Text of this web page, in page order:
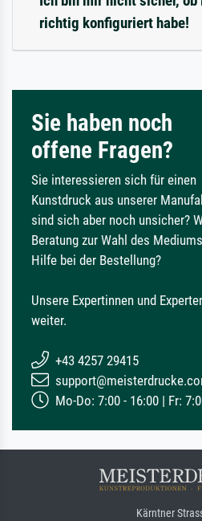
richtig konfiguriert habe!
Sie haben noch
offene Fragen?
Sie interessieren sich für einen
Kunstdruck aus unserer
sind sich aber noch unsicher?
Beratung zur Wahl des
Hilfe bei der Bestellung?
Unsere Expertinnen und
weiter.
+43 4257 29415
Mo-Do: 7:00 - 16:00 | Fr:
Kärntner